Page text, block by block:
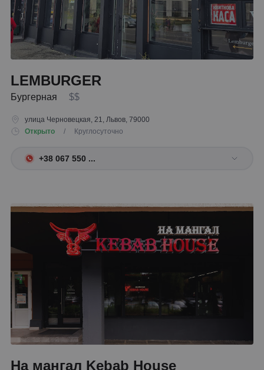
LEMBURGER
Бургерная $$
улица Черновецкая, 21, Львов, 79000
Открыто
/ Круглосуточно
+38 067 550 ...
На мангал Kebab House